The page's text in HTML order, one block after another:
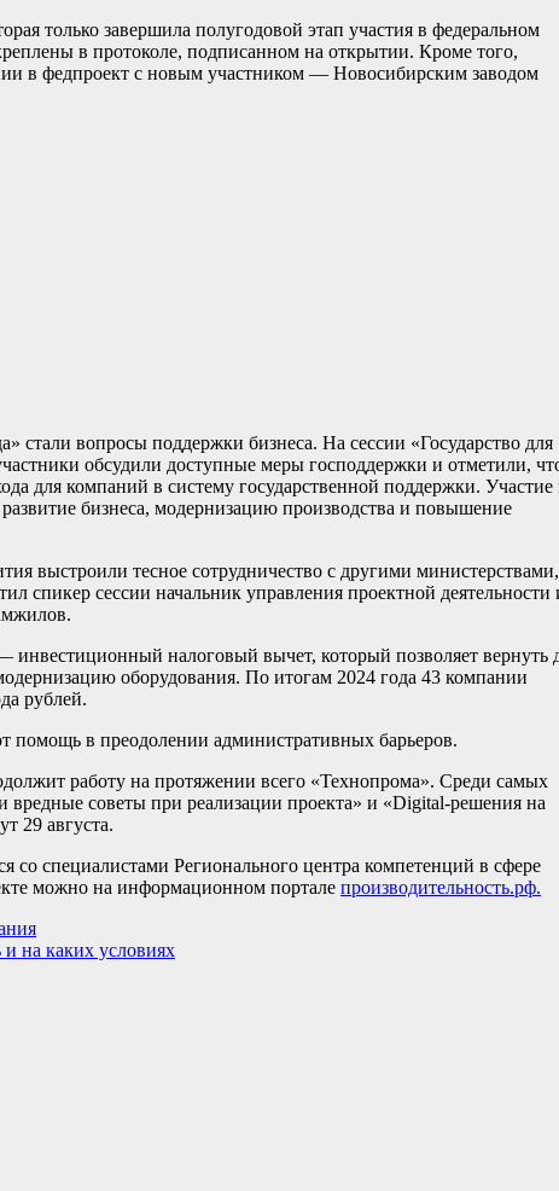
только завершила полугодовой этап участия в федеральном
в протоколе, подписанном на открытии. Кроме того,
в федпроект с новым участником — Новосибирским заводом
вопросы поддержки бизнеса. На сессии «Государство для
обсудили доступные меры господдержки и отметили,
для компаний в систему государственной поддержки.
бизнеса, модернизацию производства и повышение
выстроили тесное сотрудничество с другими министерствами,
спикер сессии начальник управления проектной деятельности
налоговый вычет, который позволяет вернуть
оборудования. По итогам 2024 года 43 компании
рублей.
в преодолении административных барьеров.
работу на протяжении всего «Технопрома». Среди самых
советы при реализации проекта» и «Digital-решения на
29 августа.
со специалистами Регионального центра компетенций в сфере
можно на информационном портале производительность.рф.
на каких условиях